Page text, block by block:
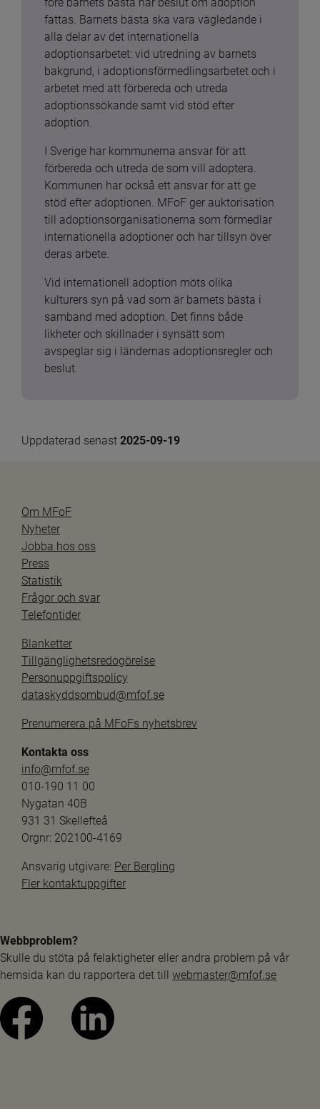
fattas. Barnets bästa ska vara vägledande i
alla delar av det internationella
adoptionsarbetet: vid utredning av barnets
bakgrund, i adoptionsförmedlingsarbetet och i
arbetet med att förbereda och utreda
adoptionssökande samt vid stöd efter
adoption.
I Sverige har kommunerna ansvar för att
förbereda och utreda de som vill adoptera.
Kommunen har också ett ansvar för att ge
stöd efter adoptionen. MFoF ger auktorisation
till adoptionsorganisationerna som förmedlar
internationella adoptioner och har tillsyn över
deras arbete.
Vid internationell adoption möts olika
kulturers syn på vad som är barnets bästa i
samband med adoption. Det finns både
likheter och skillnader i synsätt som
avspeglar sig i ländernas adoptionsregler och
beslut.
Uppdaterad senast 2025-09-19
Om MFoF
Nyheter
Jobba hos oss
Press
Statistik
Frågor och svar
Telefontider
Blanketter
Tillgänglighetsredogörelse
Personuppgiftspolicy
dataskyddsombud@mfof.se
Prenumerera på MFoFs nyhetsbrev
Kontakta oss
info@mfof.se
010-190 11 00
Nygatan 40B
931 31 Skellefteå
Orgnr: 202100-4169
Ansvarig utgivare: Per Bergling
Fler kontaktuppgifter
Webbproblem?
Skulle du stöta på felaktigheter eller andra problem på vår
hemsida kan du rapportera det till webmaster@mfof.se